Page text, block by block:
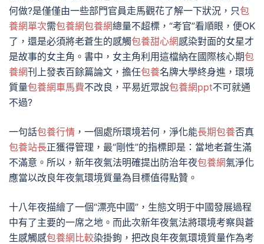
何做?是僅僅由一些部門官員走馬觀花了解一下狀況，只包
養網單次需包養網包養網總量不超標，“考官”看順眼，便OK
了，還是必須將老蒼生的感觸包養甜心網感染對面的女星才
是故事的女主角。書中，女主角利用這檔納在國際核心期包
養網刊上發表百餘篇論文，擔任包養名牌大學終身進，環境
質量包養網車馬費不改良，平易近眾說包養網ppt不可就通
不過?
一句話包養行情 ，一個處所環境若何，淨化能長期包養否真
包養站長正獲得管理，最“剛性”的指標即是：當地老蒼生滿
不滿意。所以，新年夜氣法明確提出防治年夜包養網氣淨化
應當以改良年夜氣環境質量為目標值得點贊。
十八年夜描繪了一個“漂亮中國”，生態文明于中國發展過程
中有了主要的一席之地。而此次新年夜氣法將環境考察與蒼
生感觸感包養網比較染掛鉤，把改良年夜氣環境質量作為考